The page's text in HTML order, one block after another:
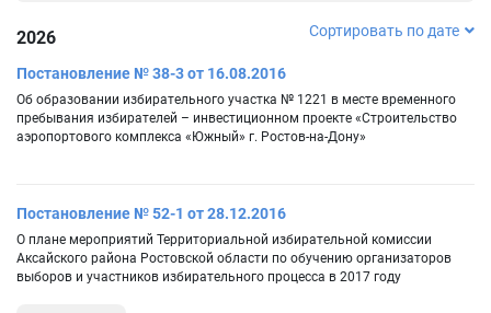
2026 Сортировать по дате
Постановление № 38-3 от 16.08.2016
Об образовании избирательного участка № 1221 в месте временного
пребывания избирателей – инвестиционном проекте «Строительство
аэропортового комплекса «Южный» г. Ростов-на-Дону»
Постановление № 52-1 от 28.12.2016
О плане мероприятий Территориальной избирательной комиссии
Аксайского района Ростовской области по обучению организаторов
выборов и участников избирательного процесса в 2017 году